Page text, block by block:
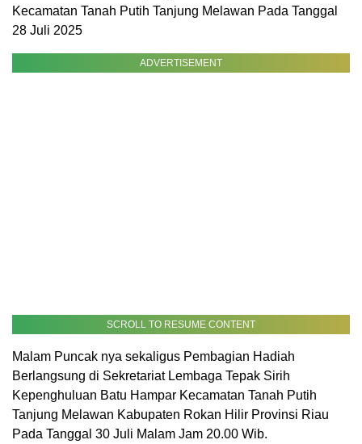
Kecamatan Tanah Putih Tanjung Melawan Pada Tanggal
28 Juli 2025
ADVERTISEMENT
SCROLL TO RESUME CONTENT
Malam Puncak nya sekaligus Pembagian Hadiah
Berlangsung di Sekretariat Lembaga Tepak Sirih
Kepenghuluan Batu Hampar Kecamatan Tanah Putih
Tanjung Melawan Kabupaten Rokan Hilir Provinsi Riau
Pada Tanggal 30 Juli Malam Jam 20.00 Wib.